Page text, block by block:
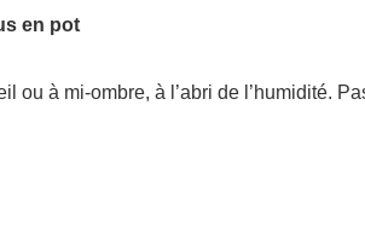
en pot
ou à mi-ombre, à l’abri de l’humidité.